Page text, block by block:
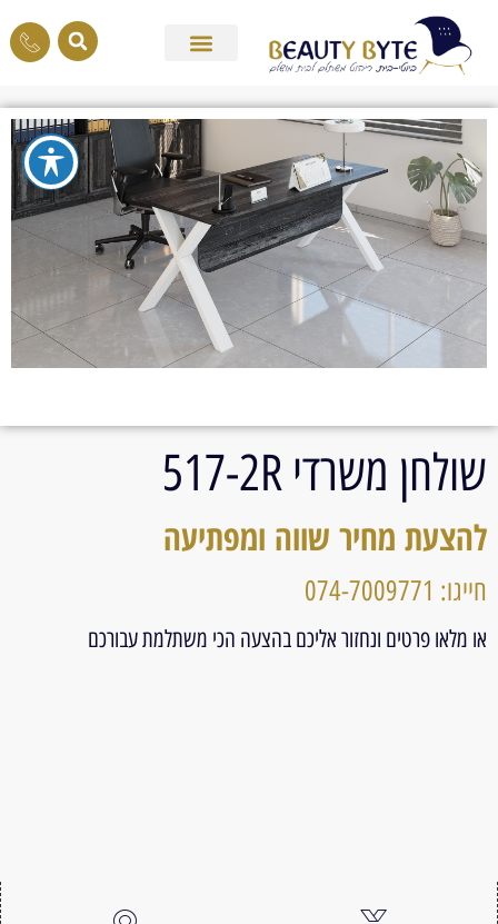
שולחן משרדי 517-2R
להצעת מחיר שווה ומפתיעה
חייגו: 074-7009771
או מלאו פרטים ונחזור אליכם בהצעה הכי משתלמת עבורכם